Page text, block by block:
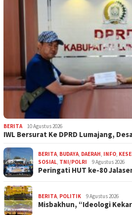
BERITA 10 Agustus 2026
IWL Bersurat Ke DPRD Lumajang,
BERITA, BUDAYA, DAERAH, INFO,
SOSIAL, TNI/POLRI 9 Agustus 2026
Peringati HUT ke-80
BERITA, POLITIK 9 Agustus 2026
Misbakhun, “Ideologi